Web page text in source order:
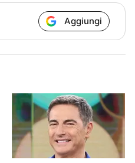
Aggiungi